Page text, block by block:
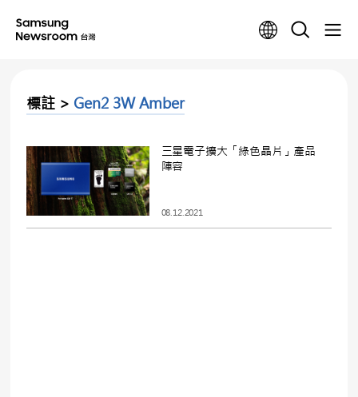
標註 > Gen2 3W Amber
三星電子擴大「綠色晶片」產品
陣容
08.12.2021